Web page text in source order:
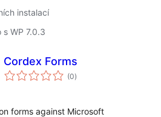
instalací
s WP 7.0.3
Cordex Forms
(0celkové
hodnocení
)
forms against Microsoft